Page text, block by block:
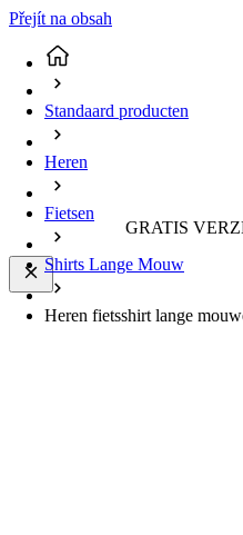
Přejít na obsah
GRATIS
Standaard producten
Heren
Fietsen
Shirts Lange Mouw
Heren fietsshirt lange